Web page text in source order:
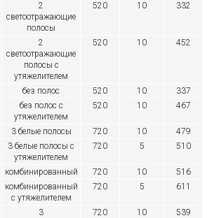
2
светоотражающие
полосы
520 10 332
2
светоотражающие
полосы с
утяжелителем
520 10 452
без полос 520 10
337
без полос с
утяжелителем
520 10 467
3 белые полосы 720 10
479
3 белые полосы с
утяжелителем
720 5 510
комбинированный 720 10
516
комбинированный
с утяжелителем
720 5 611
3
720 10 539